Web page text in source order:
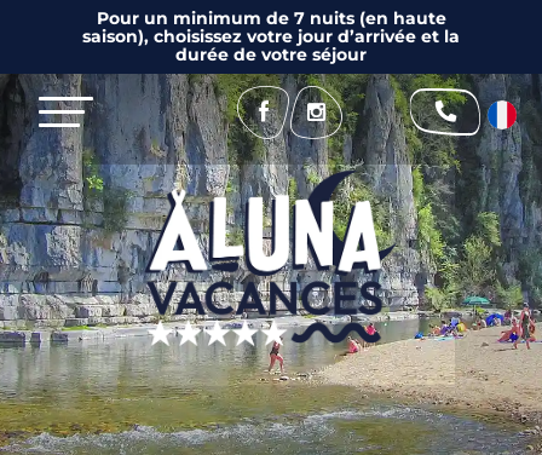
Pour un minimum de 7 nuits (en haute
saison), choisissez votre jour d’arrivée et la
durée de votre séjour